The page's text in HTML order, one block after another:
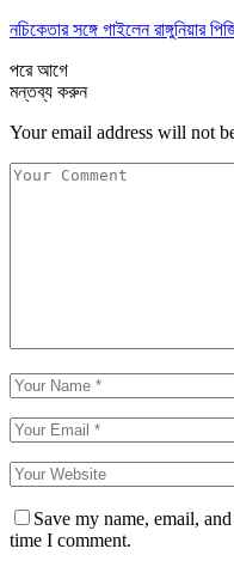
নচিকেতার সঙ্গে গাইলেন রাঙ্গুনিয়ার
পরেআগে
মন্তব্য করুন
Your email address will not
Save my name, email,
time I comment.